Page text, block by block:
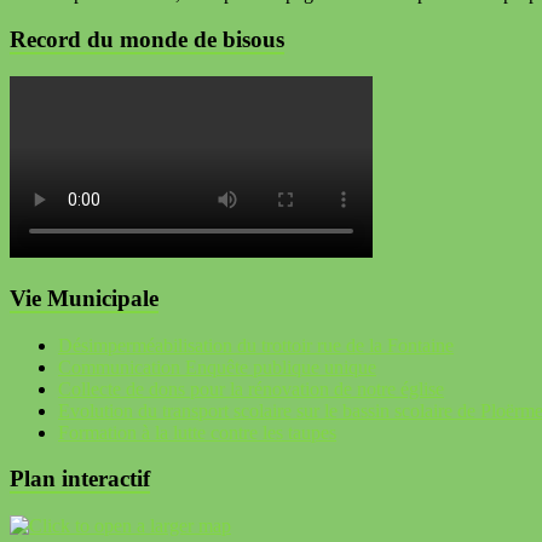
Record du monde de bisous
Vie Municipale
Désimperméabilisation du trottoir rue de la Fontaine
Communication Enquête publique unique
Collecte de dons pour la rénovation de notre église
Evolution du transport scolaire sur le bassin scolaire de
Formation à la lutte contre les taupes
Plan interactif